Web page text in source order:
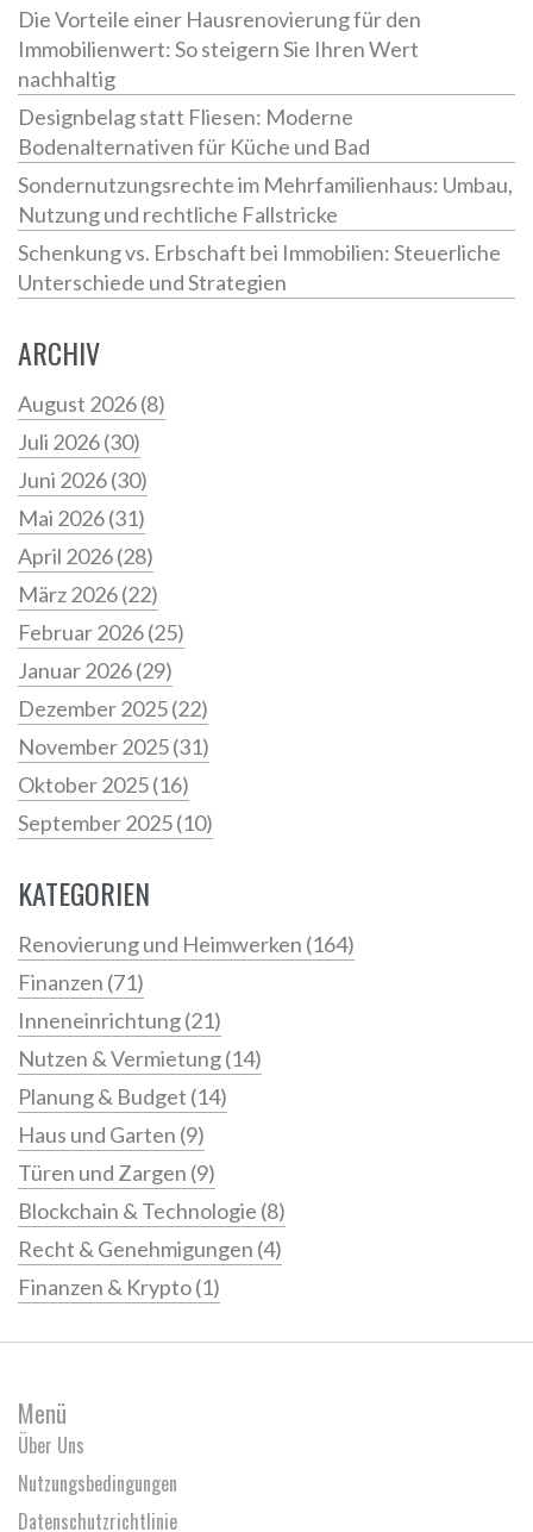
Die Vorteile einer Hausrenovierung für den
Immobilienwert: So steigern Sie Ihren Wert
nachhaltig
Designbelag statt Fliesen: Moderne
Bodenalternativen für Küche und Bad
Sondernutzungsrechte im Mehrfamilienhaus: Umbau,
Nutzung und rechtliche Fallstricke
Schenkung vs. Erbschaft bei Immobilien: Steuerliche
Unterschiede und Strategien
ARCHIV
August 2026(8)
Juli 2026(30)
Juni 2026(30)
Mai 2026(31)
April 2026(28)
März 2026(22)
Februar 2026(25)
Januar 2026(29)
Dezember 2025(22)
November 2025(31)
Oktober 2025(16)
September 2025(10)
KATEGORIEN
Renovierung und Heimwerken (164)
Finanzen (71)
Inneneinrichtung(21)
Nutzen & Vermietung(14)
Planung & Budget (14)
Haus und Garten (9)
Türen und Zargen (9)
Blockchain & Technologie (8)
Recht & Genehmigungen (4)
Finanzen & Krypto(1)
Menü
Über Uns
Nutzungsbedingungen
Datenschutzrichtlinie